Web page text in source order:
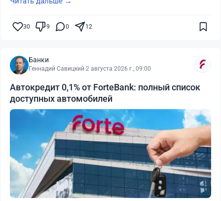
30 9 0 12
Банки
Геннадий Савицкий·2 августа 2026 г., 09:00
Автокредит 0,1% от ForteBank: полный список
доступных автомобилей